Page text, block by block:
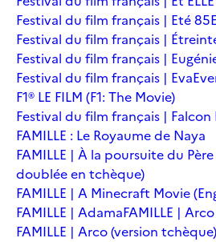
Festival du film français | Eté 85
Festival du film français |
Festival du film français |
Festival du film français | Eva
F1® LE FILM (F1: The Movie)
Festival du film français | Falcon
FAMILLE : Le Royaume de Naya
FAMILLE | À la poursuite du
doublée en tchèque)
FAMILLE | A Minecraft Movie
FAMILLE | AdamaFAMILLE |
FAMILLE | Arco (version tchèque)